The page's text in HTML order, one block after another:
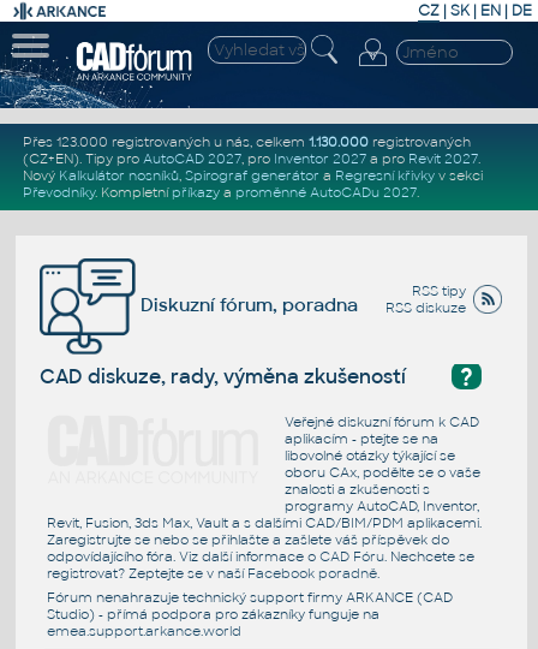
CZ | SK| EN | DE
Přes 123.000 registrovaných u nás, celkem 1.130.000registrovaných
(CZ+EN). Tipy pro AutoCAD 2027, pro Inventor 2027a pro Revit 2027.
Nový Kalkulátor nosníků, Spirograf generátor a Regresní křivkyv sekci
Převodníky. Kompletní příkazya proměnné AutoCADu 2027.
RSS tipy
RSS diskuze
Diskuzní fórum, poradna
?
CAD diskuze, rady, výměna zkušeností
Veřejné diskuzní fórum k CAD
aplikacím - ptejte se na
libovolné otázky týkající se
oboru CAx, podělte se o vaše
znalosti a zkušenosti s
programy AutoCAD, Inventor,
Revit, Fusion, 3ds Max, Vault a s dalšími CAD/BIM/PDM aplikacemi.
Zaregistrujte se nebo se přihlašte a zašlete váš příspěvek do
odpovídajícího fóra. Viz další informace o CAD Fóru. Nechcete se
registrovat? Zeptejte se v naší Facebook poradně.
Fórum nenahrazuje technický support firmy ARKANCE (CAD
Studio) - přímá podpora pro zákazníky funguje na
emea.support.arkance.world